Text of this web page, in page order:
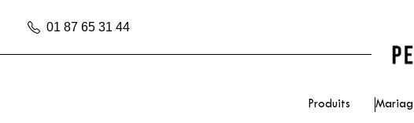
01 87 65 31 44
Produits